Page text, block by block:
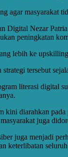
agar masyarakat
Digital Nezar
peningkatan
lebih ke
tersebut
literasi digital
kini diarahkan
juga
juga menjadi
keterlibatan